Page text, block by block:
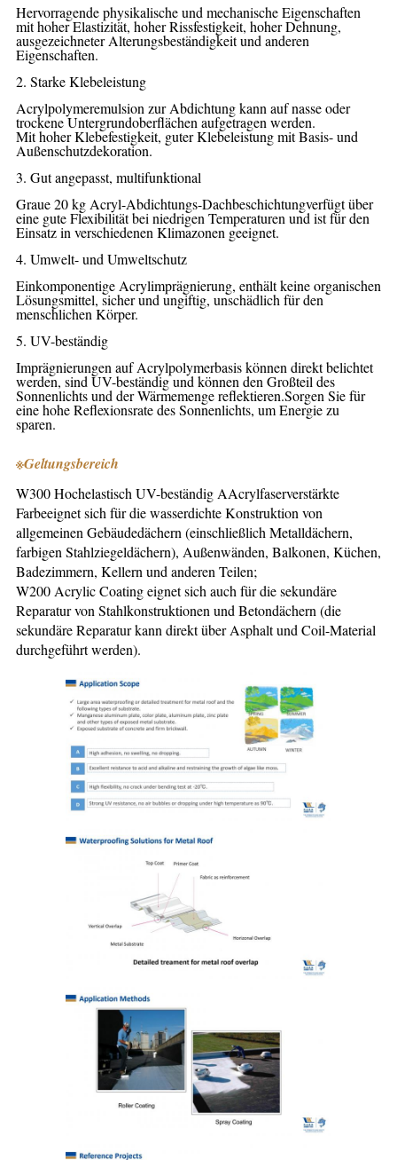
Hervorragende physikalische und mechanische Eigenschaften
mit hoher Elastizität, hoher Rissfestigkeit, hoher Dehnung,
ausgezeichneter Alterungsbeständigkeit und anderen
Eigenschaften.
2. Starke Klebeleistung
Acrylpolymeremulsion zur Abdichtung kann auf nasse oder
trockene Untergrundoberflächen aufgetragen werden.
Mit hoher Klebefestigkeit, guter Klebeleistung mit Basis- und
Außenschutzdekoration.
3. Gut angepasst, multifunktional
Graue 20 kg Acryl-Abdichtungs-Dachbeschichtungverfügt über
eine gute Flexibilität bei niedrigen Temperaturen und ist für den
Einsatz in verschiedenen Klimazonen geeignet.
4. Umwelt- und Umweltschutz
Einkomponentige Acrylimprägnierung, enthält keine organischen
Lösungsmittel, sicher und ungiftig, unschädlich für den
menschlichen Körper.
5. UV-beständig
Imprägnierungen auf Acrylpolymerbasis können direkt belichtet
werden, sind UV-beständig und können den Großteil des
Sonnenlichts und der Wärmemenge reflektieren.Sorgen Sie für
eine hohe Reflexionsrate des Sonnenlichts, um Energie zu
sparen.
※Geltungsbereich
W300 Hochelastisch UV-beständig AAcrylfaserverstärkte
Farbeeignet sich für die wasserdichte Konstruktion von
allgemeinen Gebäudedächern (einschließlich Metalldächern,
farbigen Stahlziegeldächern), Außenwänden, Balkonen, Küchen,
Badezimmern, Kellern und anderen Teilen;
W200 Acrylic Coating eignet sich auch für die sekundäre
Reparatur von Stahlkonstruktionen und Betondächern (die
sekundäre Reparatur kann direkt über Asphalt und Coil-Material
durchgeführt werden).